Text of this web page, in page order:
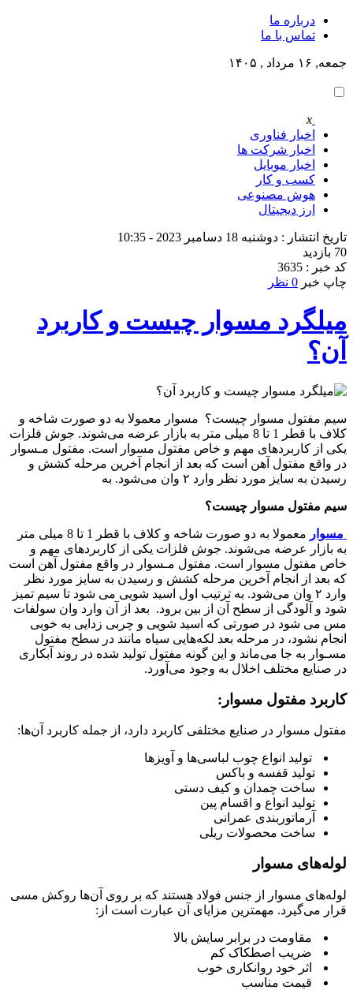
درباره ما
تماس با ما
جمعه, ۱۶ مرداد , ۱۴۰۵
x
اخبار فناوری
اخبار شرکت ها
اخبار موبایل
کسب و کار
هوش مصنوعی
ارز دیجیتال
تاریخ انتشار : دوشنبه 18 دسامبر 2023 - 10:35
70 بازدید
کد خبر : 3635
چاپ خبر 0 نظر
میلگرد مسوار چیست و کاربرد
آن؟
سیم مفتول مسوار چیست؟ مسوار معمولا به دو صورت شاخه و
کلاف با قطر 1 تا 8 میلی متر به بازار عرضه می‌شوند. جوش فلزات
یکی از کاربردهای مهم و خاص مفتول مسوار است. مفتول مـسوار
در واقع مفتول آهن است که بعد از انجام آخرین مرحله کشش و
رسیدن به سایز مورد نظر وارد ۲ وان می‌شود. به
سیم مفتول مسوار چیست؟
مسوار
معمولا به دو صورت شاخه و کلاف با قطر 1 تا 8 میلی متر
به بازار عرضه می‌شوند. جوش فلزات یکی از کاربردهای مهم و
خاص مفتول مسوار است. مفتول مـسوار در واقع مفتول آهن است
که بعد از انجام آخرین مرحله کشش و رسیدن به سایز مورد نظر
وارد ۲ وان می‌شود. به ترتیب اول اسید شویی می شود تا سیم تمیز
شود و آلودگی از سطح آن از بین برود. بعد از آن وارد وان سولفات
مس می شود در صورتی که اسید شویی و چربی زدایی به خوبی
انجام نشود، در مرحله بعد لکه‌هایی سیاه مانند در سطح مفتول
مسـوار به جا می‌ماند و این گونه مفتول تولید شده در روند آبکاری
در صنایع مختلف اخلال به وجود می‌آورد.
کاربرد مفتول مسوار:
مفتول مسوار در صنایع مختلفی کاربرد دارد، از جمله کاربرد آن‌ها:
تولید انواع چوب لباسی‌ها و آویزها
تولید قفسه و باکس
ساخت چمدان و کیف دستی
تولید انواع و اقسام پین
آرماتوربندی عمرانی
ساخت محصولات ریلی
لوله‌های مسوار
لوله‌های مسوار از جنس فولاد هستند که بر روی آن‌ها روکش مسی
قرار می‌گیرد. مهمترین مزایای آن عبارت است از:
مقاومت در برابر سایش بالا
ضریب اصطکاک کم
اثر خود روانکاری خوب
قیمت مناسب